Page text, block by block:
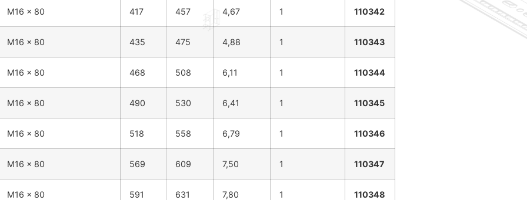
M16 x 80 417 457 4,67 1 110342
M16 x 80 435 475 4,88 1 110343
M16 x 80 468 508 6,11 1 110344
M16 x 80 490 530 6,41 1 110345
M16 x 80 518 558 6,79 1 110346
M16 x 80 569 609 7,50 1 110347
M16 x 80 591 631 7,80 1 110348